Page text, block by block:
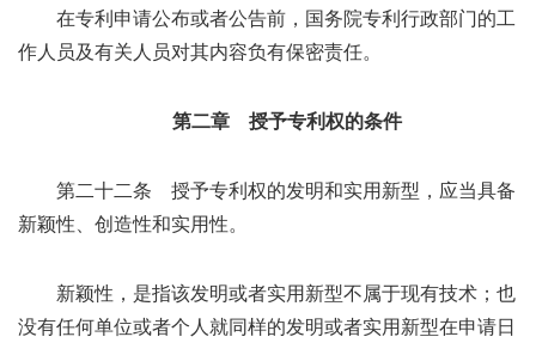
在专利申请公布或者公告前，国务院专利行政部门的工
作人员及有关人员对其内容负有保密责任。
第二章 授予专利权的条件
第二十二条 授予专利权的发明和实用新型，应当具备
新颖性、创造性和实用性。
新颖性，是指该发明或者实用新型不属于现有技术；也
没有任何单位或者个人就同样的发明或者实用新型在申请日